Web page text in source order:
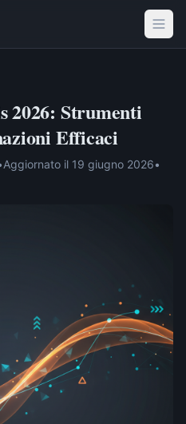
Strumenti
Efficaci
Aggiornato il 19 giugno 2026•